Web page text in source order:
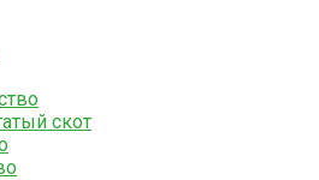
скот